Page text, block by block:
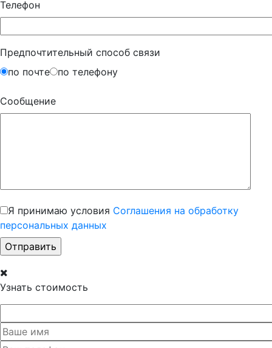
Телефон
Предпочтительный способ связи
по почте
по телефону
Сообщение
Я принимаю условия Соглашения на обработку
персональных данных
Узнать стоимость